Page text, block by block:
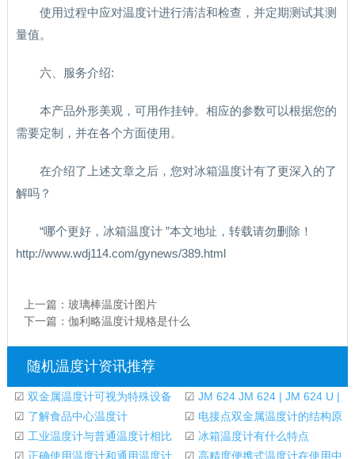
使用过程中应对温度计进行清洁和检查，并定期测试其测
量值。
六、服务介绍:
本产品外形美观，可用作挂钟。相应的参数可以根据您的
需要定制，并在各个方面使用。
在介绍了上述文章之后，您对冰箱温度计有了更深入的了
解吗？
“哪个更好，冰箱温度计 ”本文地址，转载请勿删除！
http://www.wdj114.com/gynews/389.html
上一篇： 玻璃棒温度计图片
下一篇： 伽利略温度计规格是什么
随机温度计资讯推荐
☑ 双金属温度计可视为特殊设备
吗
☑ JM 624 JM 624 | JM 624 U |
JM 628数字温度计
☑ 了解食品中心温度计 ☑ 电接点双金属温度计的结构原
理和特点
☑ 工业温度计与普通温度计相比
有哪些优势
☑ 冰箱温度计有什么特点
☑ 正确使用温度计和通用温度计 ☑ 高精度便携式温度计在使用中